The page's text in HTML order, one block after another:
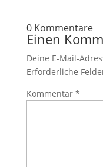
0 Kommentare
Einen
Deine E-Mail-
Erforderliche
Kommentar *